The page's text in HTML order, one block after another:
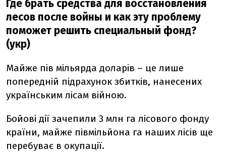
Где брать средства для восстановления
лесов после войны и как эту проблему
поможет решить специальный фонд?
(укр)
Майже пів мільярда доларів – це лише
попередній підрахунок збитків, нанесених
українським лісам війною.
Бойові дії зачепили 3 млн га лісового фонду
країни, майже півмільйона га наших лісів ще
перебуває в окупації.